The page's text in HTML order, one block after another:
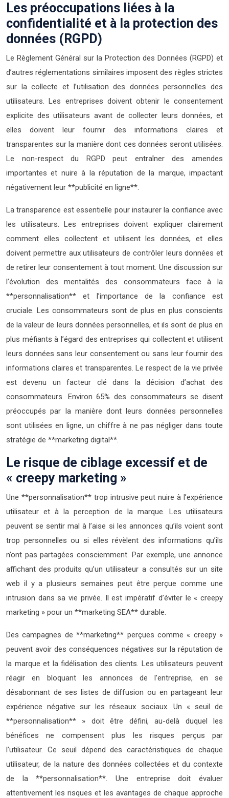
Les préoccupations liées à la
confidentialité et à la protection des
données (RGPD)
Le Règlement Général sur la Protection des Données (RGPD) et
d’autres réglementations similaires imposent des règles strictes
sur la collecte et l’utilisation des données personnelles des
utilisateurs. Les entreprises doivent obtenir le consentement
explicite des utilisateurs avant de collecter leurs données, et
elles doivent leur fournir des informations claires et
transparentes sur la manière dont ces données seront utilisées.
Le non-respect du RGPD peut entraîner des amendes
importantes et nuire à la réputation de la marque, impactant
négativement leur **publicité en ligne**.
La transparence est essentielle pour instaurer la confiance avec
les utilisateurs. Les entreprises doivent expliquer clairement
comment elles collectent et utilisent les données, et elles
doivent permettre aux utilisateurs de contrôler leurs données et
de retirer leur consentement à tout moment. Une discussion sur
l’évolution des mentalités des consommateurs face à la
**personnalisation** et l’importance de la confiance est
cruciale. Les consommateurs sont de plus en plus conscients
de la valeur de leurs données personnelles, et ils sont de plus en
plus méfiants à l’égard des entreprises qui collectent et utilisent
leurs données sans leur consentement ou sans leur fournir des
informations claires et transparentes. Le respect de la vie privée
est devenu un facteur clé dans la décision d’achat des
consommateurs. Environ 65% des consommateurs se disent
préoccupés par la manière dont leurs données personnelles
sont utilisées en ligne, un chiffre à ne pas négliger dans toute
stratégie de **marketing digital**.
Le risque de ciblage excessif et de
« creepy marketing »
Une **personnalisation** trop intrusive peut nuire à l’expérience
utilisateur et à la perception de la marque. Les utilisateurs
peuvent se sentir mal à l’aise si les annonces qu’ils voient sont
trop personnelles ou si elles révèlent des informations qu’ils
n’ont pas partagées consciemment. Par exemple, une annonce
affichant des produits qu’un utilisateur a consultés sur un site
web il y a plusieurs semaines peut être perçue comme une
intrusion dans sa vie privée. Il est impératif d’éviter le « creepy
marketing » pour un **marketing SEA** durable.
Des campagnes de **marketing** perçues comme « creepy »
peuvent avoir des conséquences négatives sur la réputation de
la marque et la fidélisation des clients. Les utilisateurs peuvent
réagir en bloquant les annonces de l’entreprise, en se
désabonnant de ses listes de diffusion ou en partageant leur
expérience négative sur les réseaux sociaux. Un « seuil de
**personnalisation** » doit être défini, au-delà duquel les
bénéfices ne compensent plus les risques perçus par
l’utilisateur. Ce seuil dépend des caractéristiques de chaque
utilisateur, de la nature des données collectées et du contexte
de la **personnalisation**. Une entreprise doit évaluer
attentivement les risques et les avantages de chaque approche